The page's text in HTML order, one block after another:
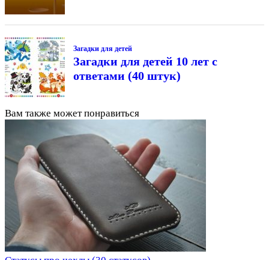
Загадки для детей
Загадки для детей 10 лет с
ответами (40 штук)
Вам также может понравиться